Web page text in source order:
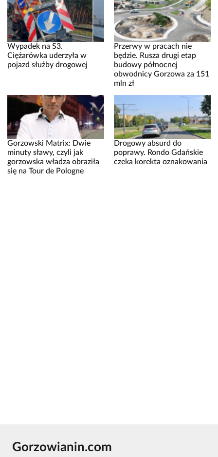
Wypadek na S3.
Ciężarówka uderzyła w
pojazd służby drogowej
Przerwy w pracach nie
będzie. Rusza drugi etap
budowy północnej
obwodnicy Gorzowa za 151
mln zł
Gorzowski Matrix: Dwie
minuty sławy, czyli jak
gorzowska władza obraziła
się na Tour de Pologne
Drogowy absurd do
poprawy. Rondo Gdańskie
czeka korekta oznakowania
Gorzowianin.com